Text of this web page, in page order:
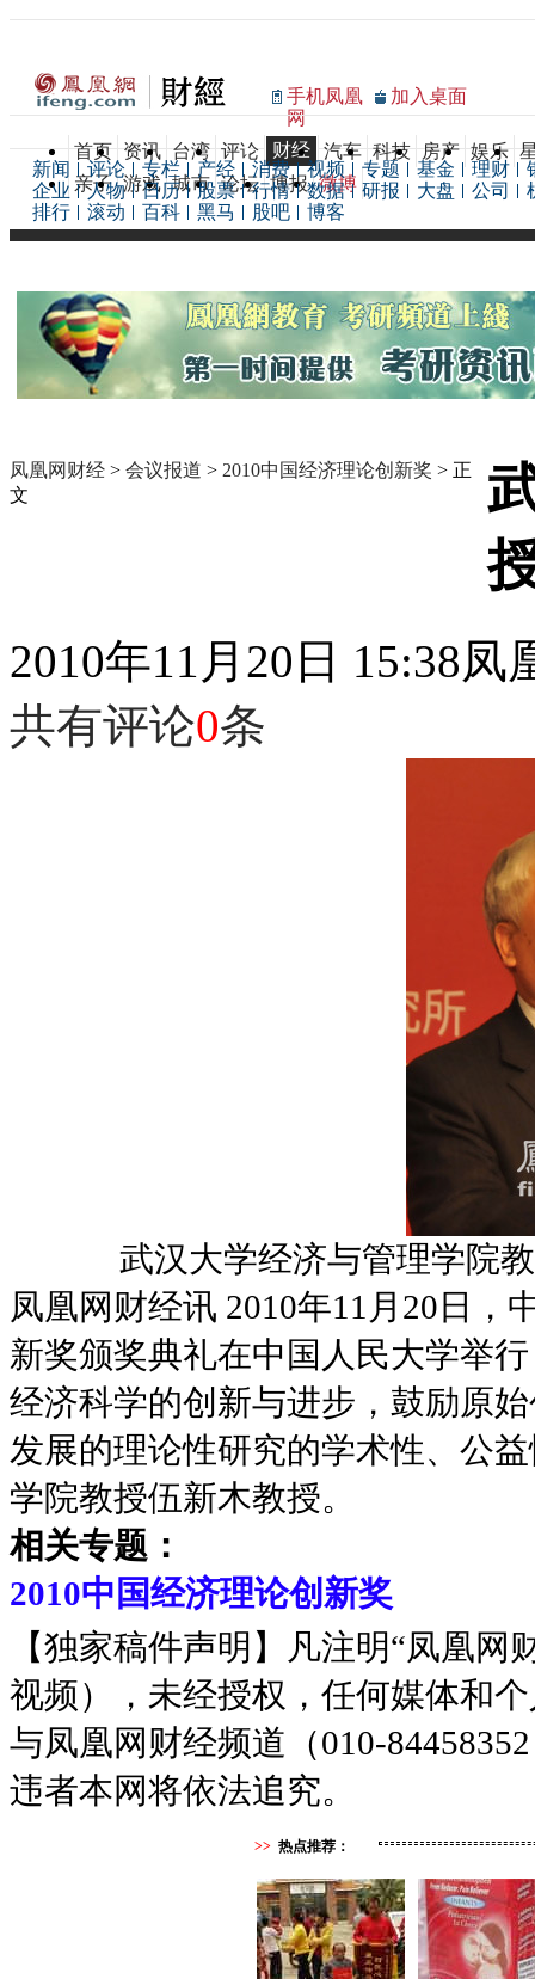
手机凤凰
网
加入桌面
首页 资讯 台湾 评论 财经 汽车 科技 房产 娱乐
亲子 游戏 城市 论坛 博报 微博
新闻 评论 专栏 产经 消费 视频 专题 基金 理财
企业
人物 日历 股票 行情 数据 研报 大盘 公司
排行
滚动 百科 黑马 股吧 博客
凤凰网财经 > 会议报道 > 2010中国经济理论创新奖 > 正
文
2010年11月20日 15:38凤
共有评论0条
武汉大学经济与管理学院
凤凰网财经讯 2010年11月20日
新奖颁奖典礼在中国人民大学举
经济科学的创新与进步，鼓励原
发展的理论性研究的学术性、公
学院教授伍新木教授。
相关专题：
2010中国经济理论创新奖
【独家稿件声明】凡注明“凤凰
视频），未经授权，任何媒体和
与凤凰网财经频道（010-
违者本网将依法追究。
>> 热点推荐：